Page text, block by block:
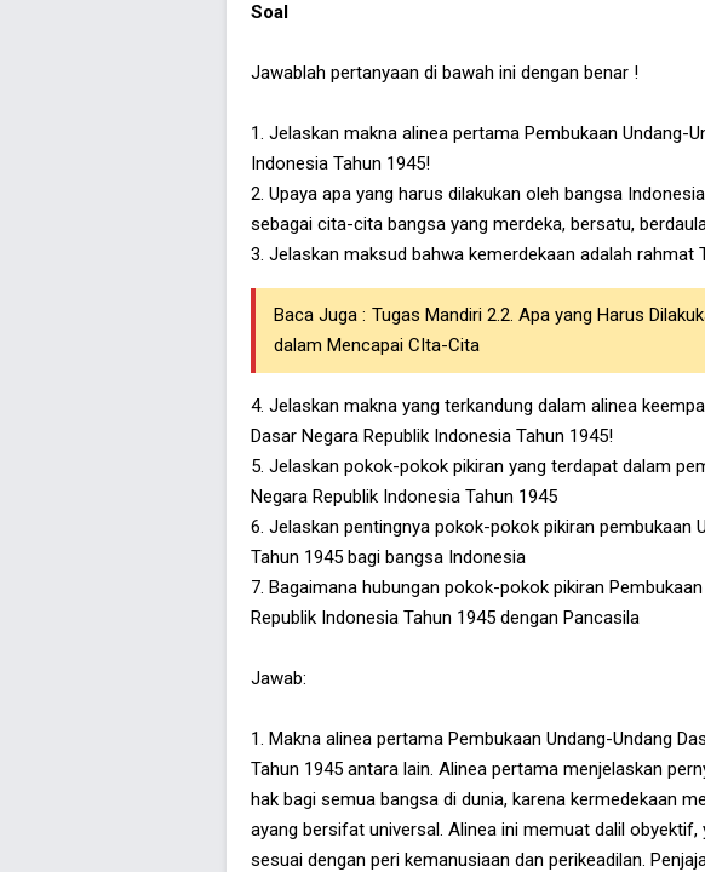
Soal
Jawablah pertanyaan di bawah ini dengan benar !
1. Jelaskan makna alinea pertama Pembukaan Undang-
Indonesia Tahun 1945!
2. Upaya apa yang harus dilakukan oleh bangsa
sebagai cita-cita bangsa yang merdeka, bersatu,
3. Jelaskan maksud bahwa kemerdekaan adalah rahmat
Baca Juga : Tugas Mandiri 2.2. Apa yang Harus
dalam Mencapai CIta-Cita
4. Jelaskan makna yang terkandung dalam alinea
Dasar Negara Republik Indonesia Tahun 1945!
5. Jelaskan pokok-pokok pikiran yang terdapat dalam
Negara Republik Indonesia Tahun 1945
6. Jelaskan pentingnya pokok-pokok pikiran pembukaan
Tahun 1945 bagi bangsa Indonesia
7. Bagaimana hubungan pokok-pokok pikiran
Republik Indonesia Tahun 1945 dengan Pancasila
Jawab:
1. Makna alinea pertama Pembukaan Undang-Undang
Tahun 1945 antara lain. Alinea pertama menjelaskan
hak bagi semua bangsa di dunia, karena kermedekaan
ayang bersifat universal. Alinea ini memuat dalil
sesuai dengan peri kemanusiaan dan perikeadilan.